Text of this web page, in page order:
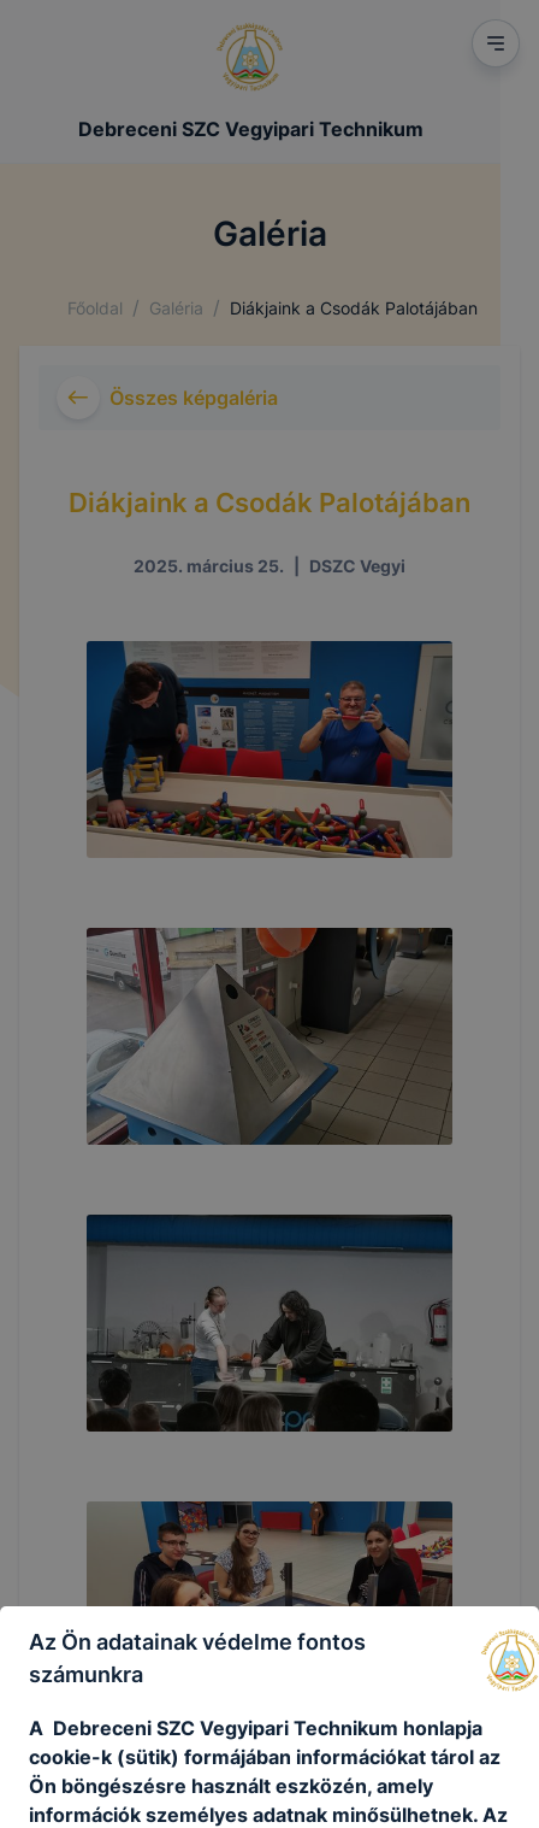
Debreceni SZC Vegyipari Technikum
Galéria
Főoldal / Galéria / Diákjaink a Csodák Palotájában
Összes képgaléria
Diákjaink a Csodák Palotájában
2025. március 25. DSZC Vegyi
Az Ön adatainak védelme fontos
számunkra
A Debreceni SZC Vegyipari Technikum honlapja
cookie-k (sütik) formájában információkat tárol az
Ön böngészésre használt eszközén, amely
információk személyes adatnak minősülhetnek. Az